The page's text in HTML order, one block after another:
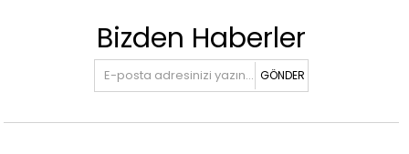
Bizden Haberler
GÖNDER